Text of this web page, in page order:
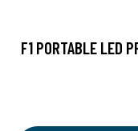
F1 PORTABLE LED